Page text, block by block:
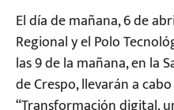
El día de mañana, 6 de
Regional y el Polo
las 9 de la mañana, en la
de Crespo, llevarán a